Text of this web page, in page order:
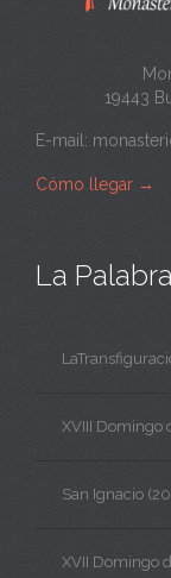
a
19443
E-mail:
Cómo llegar →
La Palabra
XVIII Domingo
San Ignacio
XVII Domingo